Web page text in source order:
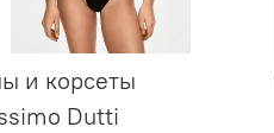
и корсеты
Dutti